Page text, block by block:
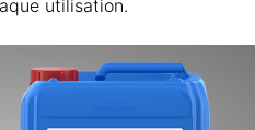
utilisation.